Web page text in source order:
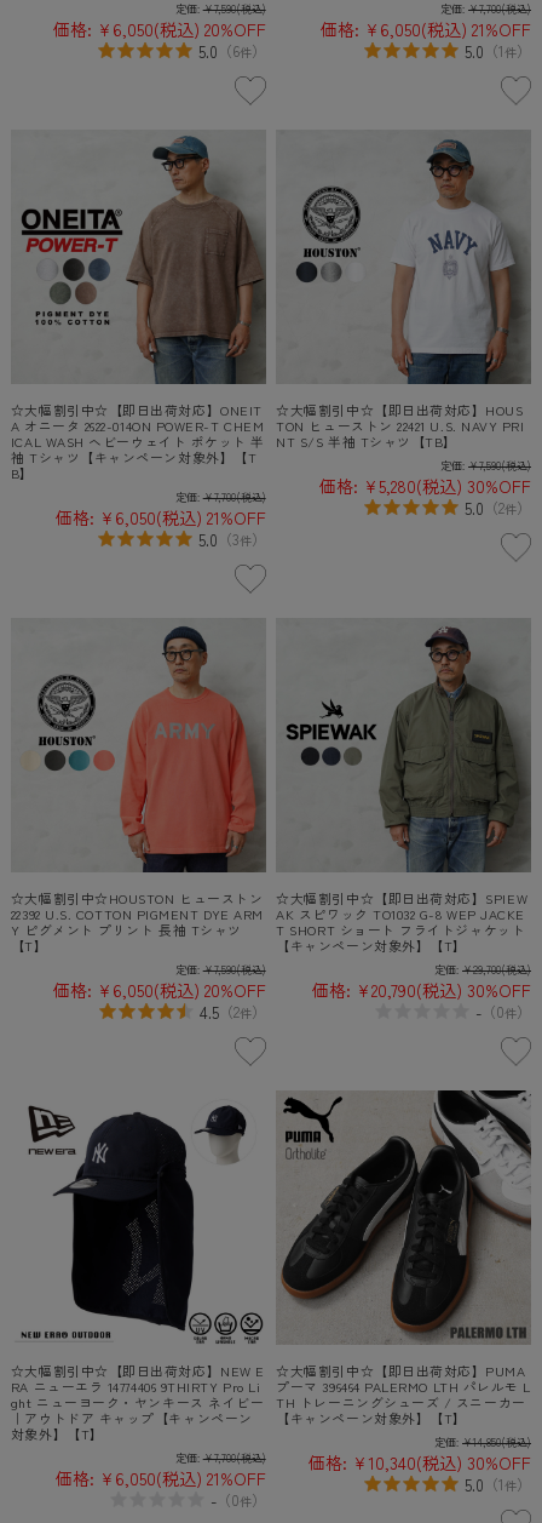
定価: ¥7,590(税込)
価格: ¥6,050(税込) 20%OFF
5.0 （6件）
定価: ¥7,700(税込)
価格: ¥6,050(税込) 21%OFF
5.0 （1件）
☆大幅割引中☆【即日出荷対応】ONEIT
A オニータ 2622-014ON POWER-T CHEM
ICAL WASH ヘビーウェイト ポケット 半
袖 Tシャツ【キャンペーン対象外】【T
B】
定価: ¥7,700(税込)
価格: ¥6,050(税込) 21%OFF
5.0 （3件）
☆大幅割引中☆【即日出荷対応】HOUS
TON ヒューストン 22421 U.S. NAVY PRI
NT S/S 半袖 Tシャツ【TB】
定価: ¥7,590(税込)
価格: ¥5,280(税込) 30%OFF
5.0 （2件）
☆大幅割引中☆HOUSTON ヒューストン
22392 U.S. COTTON PIGMENT DYE ARM
Y ピグメント プリント 長袖 Tシャツ
【T】
定価: ¥7,590(税込)
価格: ¥6,050(税込) 20%OFF
4.5（2件）
☆大幅割引中☆【即日出荷対応】SPIEW
AK スピワック TO1032 G-8 WEP JACKE
T SHORT ショート フライトジャケット
【キャンペーン対象外】【T】
定価: ¥29,700(税込)
価格: ¥20,790(税込) 30%OFF
- （0件）
☆大幅割引中☆【即日出荷対応】NEW E
RA ニューエラ 14774406 9THIRTY Pro Li
ght ニューヨーク・ヤンキース ネイビー
｜アウトドア キャップ【キャンペーン
対象外】【T】
定価: ¥7,700(税込)
価格: ¥6,050(税込) 21%OFF
-（0件）
☆大幅割引中☆【即日出荷対応】PUMA
プーマ 396464 PALERMO LTH パレルモ L
TH トレーニングシューズ / スニーカー
【キャンペーン対象外】【T】
定価: ¥14,850(税込)
価格: ¥10,340(税込) 30%OFF
5.0 （1件）